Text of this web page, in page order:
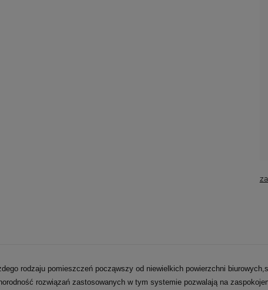
rodzaju pomieszczeń począwszy od niewielkich powierzchni
rozwiązań zastosowanych w tym systemie pozwalają na